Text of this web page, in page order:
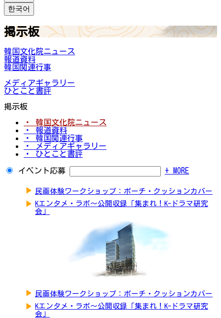
한국어
掲示板
韓国文化院ニュース
報道資料
韓国関連行事
メディアギャラリー
ひとこと書評
掲示板
・ 韓国文化院ニュース
・ 報道資料
・ 韓国関連行事
・ メディアギャラリー
・ ひとこと書評
イベント応募 + MORE
▶ 民画体験ワークショップ：ポーチ・クッションカバー
▶ Kエンタメ・ラボ～公開収録「集まれ！K-ドラマ研究
会」
▶ 民画体験ワークショップ：ポーチ・クッションカバー
▶ Kエンタメ・ラボ～公開収録「集まれ！K-ドラマ研究
会」